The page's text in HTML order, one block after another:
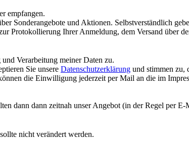
empfangen.
Sonderangebote und Aktionen. Selbstverständlich
Protokollierung Ihrer Anmeldung, dem Versand über
Verarbeitung meiner Daten zu.
Sie unsere Datenschutzerklärung und stimmen zu,
die Einwilligung jederzeit per Mail an die im
dann dann zeitnah unser Angebot (in der Regel per
nicht verändert werden.